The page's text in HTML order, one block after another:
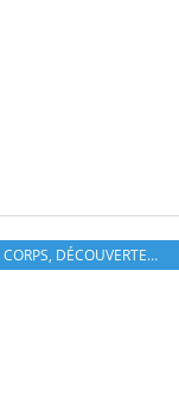
CORPS, DÉCOUVERTE DU MONDE